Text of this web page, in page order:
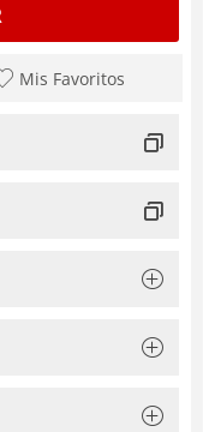
Mis Favoritos